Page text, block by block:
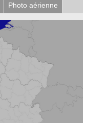
Photo aérienne